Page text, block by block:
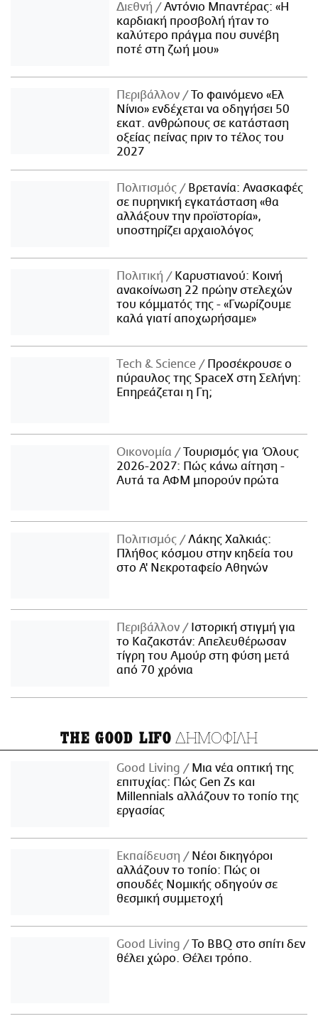
Διεθνή
Αντόνιο Μπαντέρας: «Η
καρδιακή προσβολή ήταν το
καλύτερο πράγμα που συνέβη
ποτέ στη ζωή μου»
Περιβάλλον
Το φαινόμενο «Ελ
Νίνιο» ενδέχεται να οδηγήσει 50
εκατ. ανθρώπους σε κατάσταση
οξείας πείνας πριν το τέλος του
2027
Πολιτισμός
Βρετανία: Ανασκαφές
σε πυρηνική εγκατάσταση «θα
αλλάξουν την προϊστορία»,
υποστηρίζει αρχαιολόγος
Πολιτική
Καρυστιανού: Κοινή
ανακοίνωση 22 πρώην στελεχών
του κόμματός της - «Γνωρίζουμε
καλά γιατί αποχωρήσαμε»
Τech & Science
Προσέκρουσε ο
πύραυλος της SpaceX στη Σελήνη:
Επηρεάζεται η Γη;
Οικονομία
Τουρισμός για Όλους
2026-2027: Πώς κάνω αίτηση -
Αυτά τα ΑΦΜ μπορούν πρώτα
Πολιτισμός
Λάκης Χαλκιάς:
Πλήθος κόσμου στην κηδεία του
στο Α' Νεκροταφείο Αθηνών
Περιβάλλον
Ιστορική στιγμή για
το Καζακστάν: Απελευθέρωσαν
τίγρη του Αμούρ στη φύση μετά
από 70 χρόνια
THE GOOD LIFO ΔΗΜΟΦΙΛΗ
Good Living
Μια νέα οπτική της
επιτυχίας: Πώς Gen Zs και
Millennials αλλάζουν το τοπίο της
εργασίας
Εκπαίδευση
Νέοι δικηγόροι
αλλάζουν το τοπίο: Πώς οι
σπουδές Νομικής οδηγούν σε
θεσμική συμμετοχή
Good Living
Το BBQ στο σπίτι δεν
θέλει χώρο. Θέλει τρόπο.